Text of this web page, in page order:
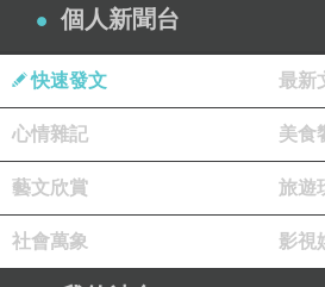
攬人心的真本事。
而那，也是向心力的一
下一篇：
個人新聞台
快速發文 最新
心情雜記 美食
藝文欣賞 旅遊
社會萬象 影視